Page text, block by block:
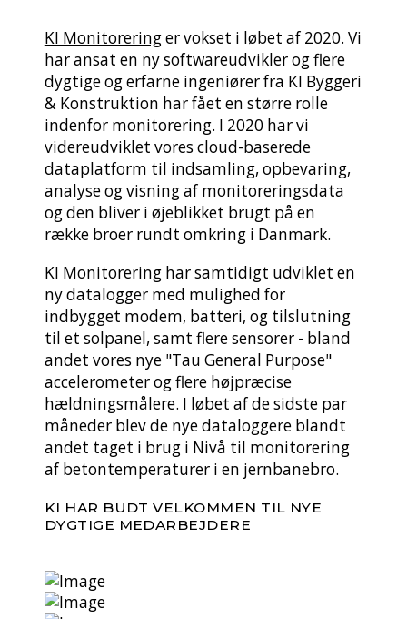
KI Monitoreringer vokset i løbet af 2020. Vi
har ansat en ny softwareudvikler og flere
dygtige og erfarne ingeniører fra KI Byggeri
& Konstruktion har fået en større rolle
indenfor monitorering. I 2020 har vi
videreudviklet vores cloud-baserede
dataplatform til indsamling, opbevaring,
analyse og visning af monitoreringsdata
og den bliver i øjeblikket brugt på en
række broer rundt omkring i Danmark.
KI Monitorering har samtidigt udviklet en
ny datalogger med mulighed for
indbygget modem, batteri, og tilslutning
til et solpanel, samt flere sensorer - bland
andet vores nye "Tau General Purpose"
accelerometer og flere højpræcise
hældningsmålere. I løbet af de sidste par
måneder blev de nye dataloggere blandt
andet taget i brug i Nivå til monitorering
af betontemperaturer i en jernbanebro.
KI HAR BUDT VELKOMMEN TIL NYE
DYGTIGE MEDARBEJDERE